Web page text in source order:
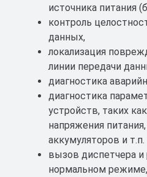
источника питания
контроль
данных,
локализация
линии передачи
диагностика
диагностика
устройств, таких
напряжения
аккумуляторов и т.п.
вызов диспетчера и
нормальном режиме,